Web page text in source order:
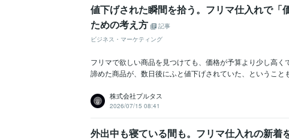
値下げされた瞬間を拾う。フリマ仕入れで「
ための考え方
記事
ビジネス・マーケティング
フリマで欲しい商品を見つけても、価格が予算より少し高
諦めた商品が、数日後にふと値下げされていた、というこ
株式会社プルタス
2026/07/15 08:41
外出中も寝ている間も。フリマ仕入れの新着